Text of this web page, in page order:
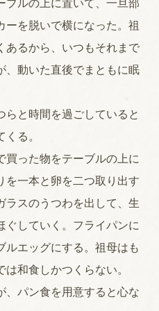
ルの上に置いて、一旦部
ーを脱いで横になった。祖
あるから、いつもそれまで
、動いた直後でまともに眠
と時間を過ごしていると
る。
った物をテーブルの上に
を一本と卵を二つ取り出す
ラスのうつわを出して、生
ぐしていく。フライパンに
ルエッグにする。祖母はも
和食しかつくらない。
、パン食を用意すると心な